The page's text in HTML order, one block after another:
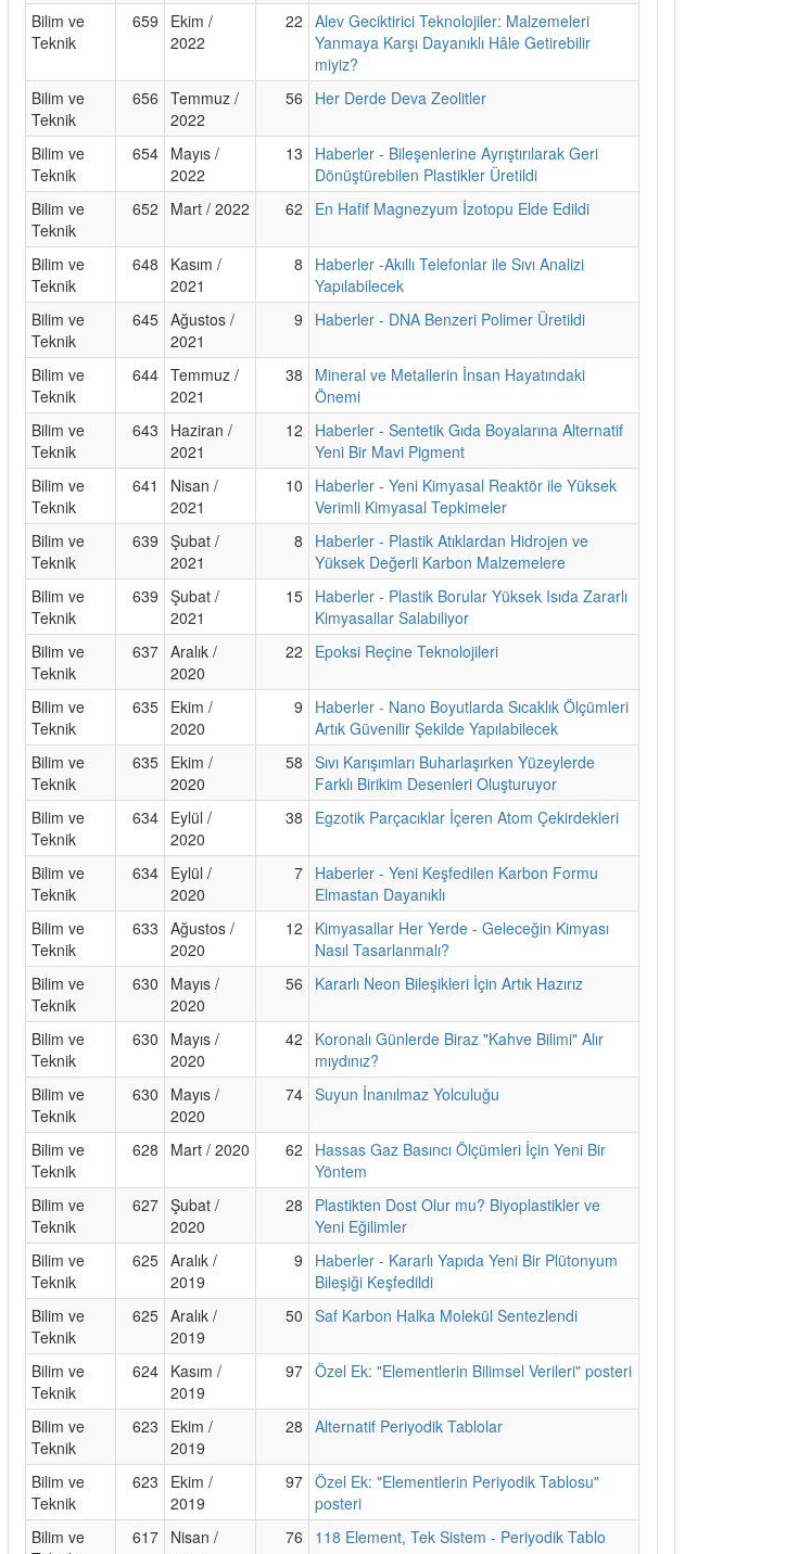
Bilim ve
Teknik
659
Ekim /
2022
22
Alev Geciktirici Teknolojiler: Malzemeleri
Yanmaya Karşı Dayanıklı Hâle Getirebilir
miyiz?
Bilim ve
Teknik
656
Temmuz /
2022
56 Her Derde Deva Zeolitler
Bilim ve
Teknik
654 Mayıs /
2022
13
Haberler - Bileşenlerine Ayrıştırılarak Geri
Dönüştürebilen Plastikler Üretildi
Bilim ve
Teknik
652 Mart / 2022 62 En Hafif Magnezyum İzotopu Elde Edildi
Bilim ve
Teknik
648
Kasım /
2021
8
Haberler -Akıllı Telefonlar ile Sıvı Analizi
Yapılabilecek
Bilim ve
Teknik
645 Ağustos /
2021
9 Haberler - DNA Benzeri Polimer Üretildi
Bilim ve
Teknik
644 Temmuz /
2021
38
Mineral ve Metallerin İnsan Hayatındaki
Önemi
Bilim ve
Teknik
643
Haziran /
2021
12
Haberler - Sentetik Gıda Boyalarına Alternatif
Yeni Bir Mavi Pigment
Bilim ve
Teknik
641
Nisan /
2021
10
Haberler - Yeni Kimyasal Reaktör ile Yüksek
Verimli Kimyasal Tepkimeler
Bilim ve
Teknik
639
Şubat /
2021
8
Haberler - Plastik Atıklardan Hidrojen ve
Yüksek Değerli Karbon Malzemelere
Bilim ve
Teknik
639
Şubat /
2021
15 Haberler - Plastik Borular Yüksek Isıda Zararlı
Kimyasallar Salabiliyor
Bilim ve
Teknik
637 Aralık /
2020
22 Epoksi Reçine Teknolojileri
Bilim ve
Teknik
635 Ekim /
2020
9
Haberler - Nano Boyutlarda Sıcaklık Ölçümleri
Artık Güvenilir Şekilde Yapılabilecek
Bilim ve
Teknik
635 Ekim /
2020
58
Sıvı Karışımları Buharlaşırken Yüzeylerde
Farklı Birikim Desenleri Oluşturuyor
Bilim ve
Teknik
634 Eylül /
2020
38 Egzotik Parçacıklar İçeren Atom Çekirdekleri
Bilim ve
Teknik
634 Eylül /
2020
7 Haberler - Yeni Keşfedilen Karbon Formu
Elmastan Dayanıklı
Bilim ve
Teknik
633
Ağustos /
2020
12
Kimyasallar Her Yerde - Geleceğin Kimyası
Nasıl Tasarlanmalı?
Bilim ve
Teknik
630
Mayıs /
2020
56 Kararlı Neon Bileşikleri İçin Artık Hazırız
Bilim ve
Teknik
630
Mayıs /
2020
42
Koronalı Günlerde Biraz "Kahve Bilimi" Alır
mıydınız?
Bilim ve
Teknik
630
Mayıs /
2020
74 Suyun İnanılmaz Yolculuğu
Bilim ve
Teknik
628 Mart / 2020 62
Hassas Gaz Basıncı Ölçümleri İçin Yeni Bir
Yöntem
Bilim ve
Teknik
627 Şubat /
2020
28
Plastikten Dost Olur mu? Biyoplastikler ve
Yeni Eğilimler
Bilim ve
Teknik
625 Aralık /
2019
9
Haberler - Kararlı Yapıda Yeni Bir Plütonyum
Bileşiği Keşfedildi
Bilim ve
Teknik
625 Aralık /
2019
50 Saf Karbon Halka Molekül Sentezlendi
Bilim ve
Teknik
624 Kasım /
2019
97 Özel Ek: "Elementlerin Bilimsel Verileri" posteri
Bilim ve
Teknik
623
Ekim /
2019
28 Alternatif Periyodik Tablolar
Bilim ve
Teknik
623
Ekim /
2019
97 Özel Ek: "Elementlerin Periyodik Tablosu"
posteri
Bilim ve
617 Nisan /
76 118 Element, Tek Sistem - Periyodik Tablo